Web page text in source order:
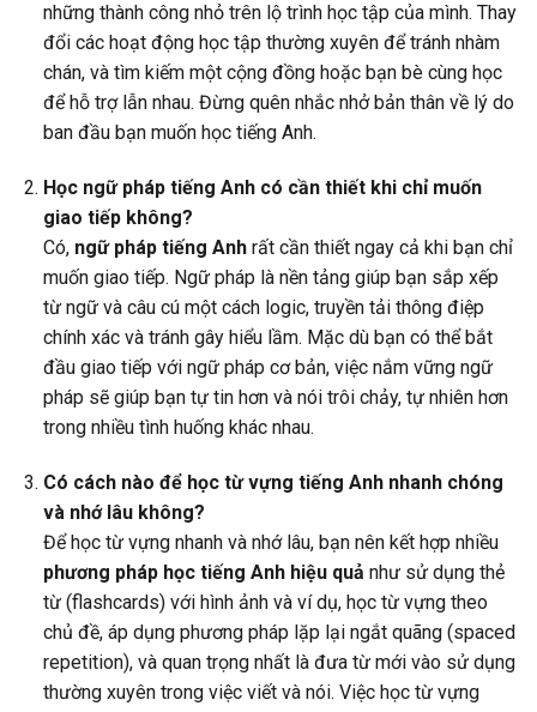
những thành công nhỏ trên lộ trình học tập của mình. Thay
đổi các hoạt động học tập thường xuyên để tránh nhàm
chán, và tìm kiếm một cộng đồng hoặc bạn bè cùng học
để hỗ trợ lẫn nhau. Đừng quên nhắc nhở bản thân về lý do
ban đầu bạn muốn học tiếng Anh.
Học ngữ pháp tiếng Anh có cần thiết khi chỉ muốn
giao tiếp không?
Có, ngữ pháp tiếng Anhrất cần thiết ngay cả khi bạn chỉ
muốn giao tiếp. Ngữ pháp là nền tảng giúp bạn sắp xếp
từ ngữ và câu cú một cách logic, truyền tải thông điệp
chính xác và tránh gây hiểu lầm. Mặc dù bạn có thể bắt
đầu giao tiếp với ngữ pháp cơ bản, việc nắm vững ngữ
pháp sẽ giúp bạn tự tin hơn và nói trôi chảy, tự nhiên hơn
trong nhiều tình huống khác nhau.
Có cách nào để học từ vựng tiếng Anh nhanh chóng
và nhớ lâu không?
Để học từ vựng nhanh và nhớ lâu, bạn nên kết hợp nhiều
phương pháp học tiếng Anh hiệu quả như sử dụng thẻ
từ (flashcards) với hình ảnh và ví dụ, học từ vựng theo
chủ đề, áp dụng phương pháp lặp lại ngắt quãng (spaced
repetition), và quan trọng nhất là đưa từ mới vào sử dụng
thường xuyên trong việc viết và nói. Việc học từ vựng